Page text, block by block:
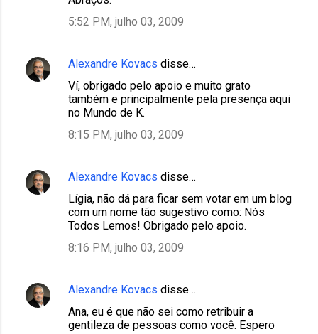
5:52 PM, julho 03, 2009
Alexandre Kovacs disse…
Ví, obrigado pelo apoio e muito grato
também e principalmente pela presença aqui
no Mundo de K.
8:15 PM, julho 03, 2009
Alexandre Kovacs disse…
Lígia, não dá para ficar sem votar em um blog
com um nome tão sugestivo como: Nós
Todos Lemos! Obrigado pelo apoio.
8:16 PM, julho 03, 2009
Alexandre Kovacs disse…
Ana, eu é que não sei como retribuir a
gentileza de pessoas como você. Espero